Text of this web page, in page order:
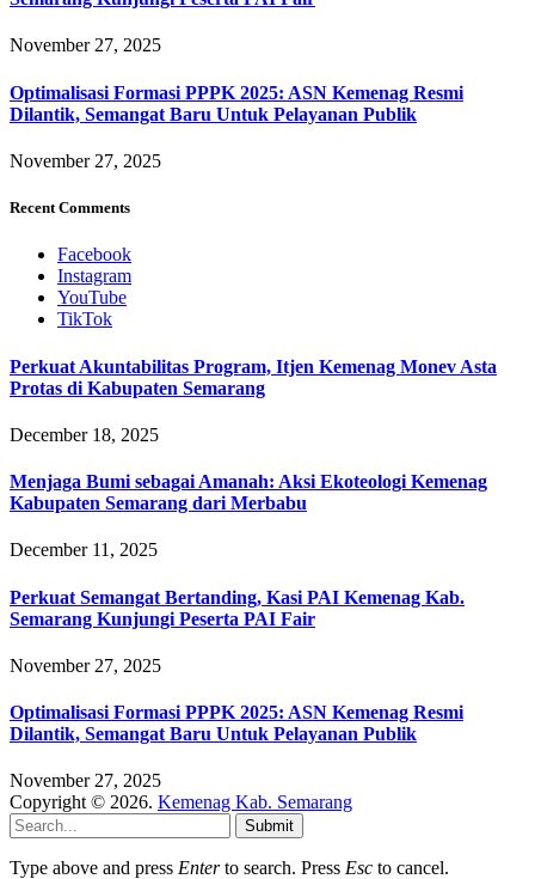
November 27, 2025
Optimalisasi Formasi PPPK 2025: ASN Kemenag Resmi
Dilantik, Semangat Baru Untuk Pelayanan Publik
November 27, 2025
Recent Comments
Facebook
Instagram
YouTube
TikTok
Perkuat Akuntabilitas Program, Itjen Kemenag Monev Asta
Protas di Kabupaten Semarang
December 18, 2025
Menjaga Bumi sebagai Amanah: Aksi Ekoteologi Kemenag
Kabupaten Semarang dari Merbabu
December 11, 2025
Perkuat Semangat Bertanding, Kasi PAI Kemenag Kab.
Semarang Kunjungi Peserta PAI Fair
November 27, 2025
Optimalisasi Formasi PPPK 2025: ASN Kemenag Resmi
Dilantik, Semangat Baru Untuk Pelayanan Publik
November 27, 2025
Copyright © 2026. Kemenag Kab. Semarang
Submit
Type above and press Enterto search. Press Esc to cancel.